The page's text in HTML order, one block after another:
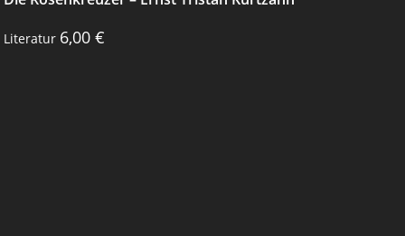
Literatur 6,00 €